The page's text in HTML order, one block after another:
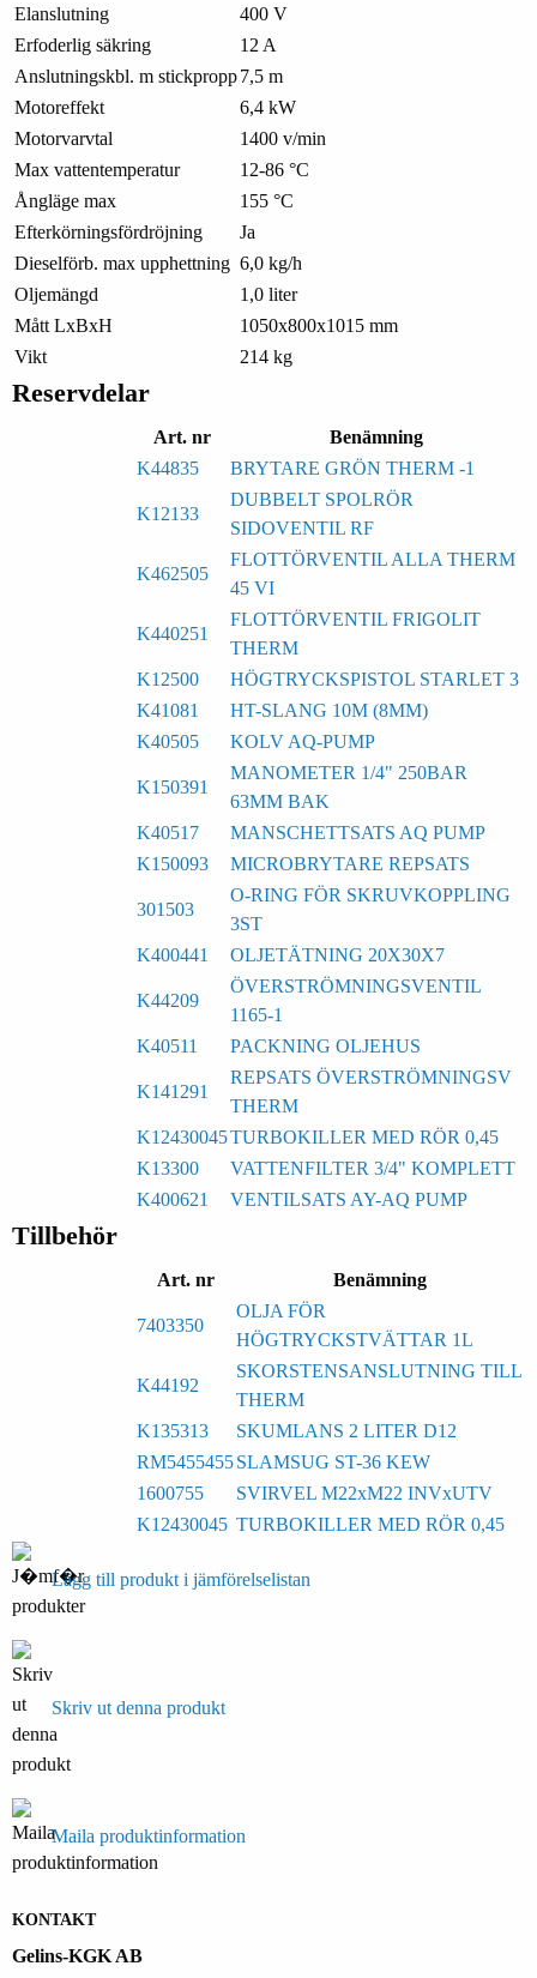
Elanslutning
400 V
Erfoderlig säkring
12 A
Anslutningskbl. m stickpropp7,5 m
Motoreffekt
6,4 kW
Motorvarvtal
1400 v/min
Max vattentemperatur
12-86 °C
Ångläge max
155 °C
Efterkörningsfördröjning
Ja
Dieselförb. max upphettning 6,0 kg/h
Oljemängd
1,0 liter
Mått LxBxH
1050x800x1015 mm
Vikt
214 kg
Reservdelar
Art. nr
Benämning
K44835
BRYTARE GRÖN THERM -1
K12133
DUBBELT SPOLRÖR
SIDOVENTIL RF
K462505
FLOTTÖRVENTIL ALLA THERM
45 VI
K440251
FLOTTÖRVENTIL FRIGOLIT
THERM
K12500
HÖGTRYCKSPISTOL STARLET 3
K41081
HT-SLANG 10M (8MM)
K40505
KOLV AQ-PUMP
K150391
MANOMETER 1/4" 250BAR
63MM BAK
K40517
MANSCHETTSATS AQ PUMP
K150093
MICROBRYTARE REPSATS
301503
O-RING FÖR SKRUVKOPPLING
3ST
K400441
OLJETÄTNING 20X30X7
K44209
ÖVERSTRÖMNINGSVENTIL
1165-1
K40511
PACKNING OLJEHUS
K141291
REPSATS ÖVERSTRÖMNINGSV
THERM
K12430045TURBOKILLER MED RÖR 0,45
K13300
VATTENFILTER 3/4" KOMPLETT
K400621
VENTILSATS AY-AQ PUMP
Tillbehör
Art. nr Benämning
7403350
OLJA FÖR
HÖGTRYCKSTVÄTTAR 1L
K44192
SKORSTENSANSLUTNING TILL
THERM
K135313
SKUMLANS 2 LITER D12
RM5455455SLAMSUG ST-36 KEW
1600755
SVIRVEL M22xM22 INVxUTV
K12430045 TURBOKILLER MED RÖR 0,45
Lägg till produkt i jämförelselistan
Skriv ut denna produkt
Maila produktinformation
KONTAKT
Gelins-KGK AB